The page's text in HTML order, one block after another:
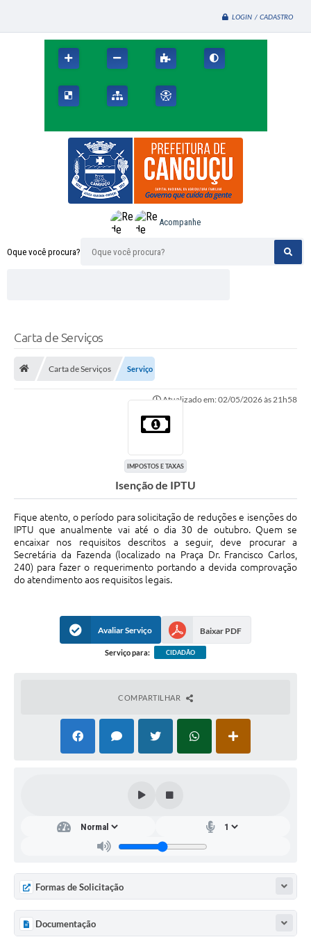
LOGIN / CADASTRO
Oque você procura?
Acompanhe
Carta de Serviços
Carta de Serviços Serviço
Atualizado em: 02/05/2026 às 21h58
IMPOSTOS E TAXAS
Isenção de IPTU
Fique atento, o período para solicitação de reduções e isenções do
IPTU que anualmente vai até o dia 30 de outubro. Quem se
encaixar nos requisitos descritos a seguir, deve procurar a
Secretária da Fazenda (localizado na Praça Dr. Francisco Carlos,
240) para fazer o requerimento portando a devida comprovação
do atendimento aos requisitos legais.
Avaliar Serviço Baixar PDF
Serviço para: CIDADÃO
COMPARTILHAR
Formas de Solicitação
Documentação